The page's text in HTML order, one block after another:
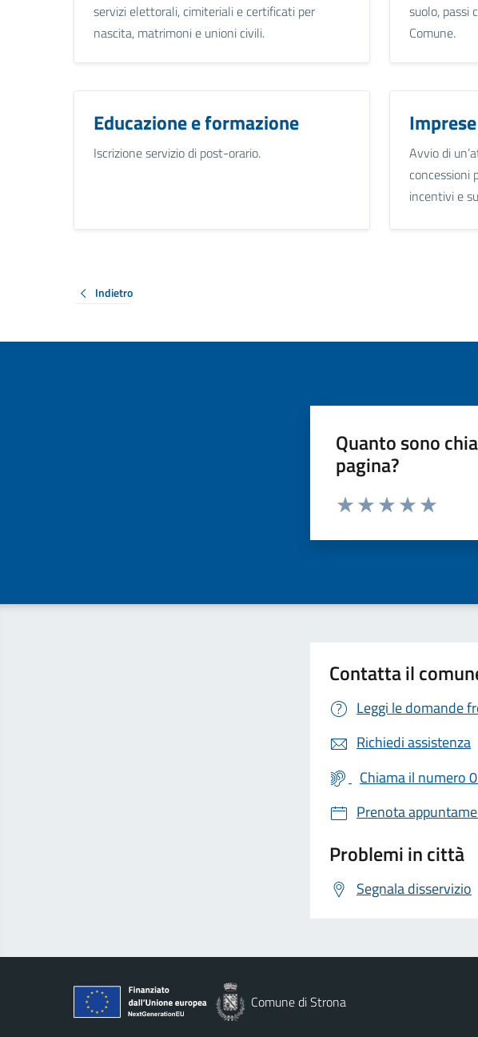
servizi elettorali, cimiteriali e certificati per
nascita, matrimoni e unioni civili.
suolo, passi
Comune.
Educazione e formazione
Iscrizione servizio di post-orario.
Avvio di
concessioni
incentivi e
Indietro
Quanto sono
pagina?
Valuta da 1 a 5 stelle la pagina
Contatta il
Leggi le domande
Richiedi assistenza
Chiama il numero
Prenota
Problemi in città
Segnala disservizio
Comune di Strona